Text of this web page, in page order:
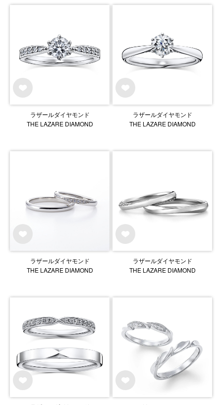
ラザールダイヤモンド
THE LAZARE DIAMOND
ラザールダイヤモンド
THE LAZARE DIAMOND
ラザールダイヤモンド
THE LAZARE DIAMOND
ラザールダイヤモンド
THE LAZARE DIAMOND